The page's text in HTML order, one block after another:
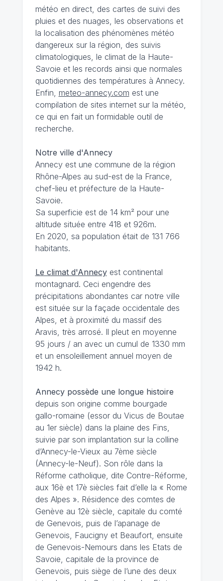
météo en direct, des cartes de suivi des
pluies et des nuages, les observations et
la localisation des phénomènes météo
dangereux sur la région, des suivis
climatologiques, le climat de la Haute-
Savoie et les records ainsi que normales
quotidiennes des températures à Annecy.
Enfin, meteo-annecy.com est une
compilation de sites internet sur la météo,
ce qui en fait un formidable outil de
recherche.
Notre ville d'Annecy
Annecy est une commune de la région
Rhône-Alpes au sud-est de la France,
chef-lieu et préfecture de la Haute-
Savoie.
Sa superficie est de 14 km² pour une
altitude située entre 418 et 926m.
En 2020, sa population était de 131 766
habitants.
Le climat d'Annecyest continental
montagnard. Ceci engendre des
précipitations abondantes car notre ville
est située sur la façade occidentale des
Alpes, et à proximité du massif des
Aravis, très arrosé. Il pleut en moyenne
95 jours / an avec un cumul de 1330 mm
et un ensoleillement annuel moyen de
1942 h.
Annecy possède une longue histoire
depuis son origine comme bourgade
gallo-romaine (essor du Vicus de Boutae
au 1er siècle) dans la plaine des Fins,
suivie par son implantation sur la colline
d’Annecy-le-Vieux au 7ème siècle
(Annecy-le-Neuf). Son rôle dans la
Réforme catholique, dite Contre-Réforme,
aux 16è et 17è siècles fait d’elle la « Rome
des Alpes ». Résidence des comtes de
Genève au 12è siècle, capitale du comté
de Genevois, puis de l’apanage de
Genevois, Faucigny et Beaufort, ensuite
de Genevois-Nemours dans les Etats de
Savoie, capitale de la province de
Genevois, puis siège de l’une des deux